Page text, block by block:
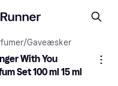
/Gaveæsker
With You
Set 100 ml 15 ml